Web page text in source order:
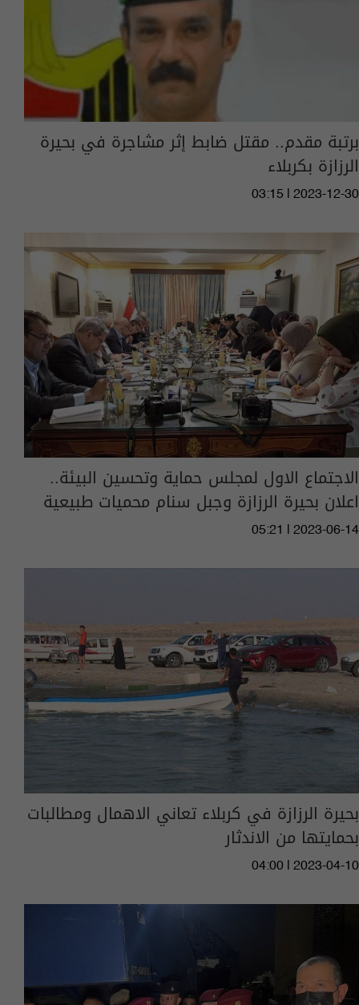
برتبة مقدم.. مقتل ضابط إثر مشاجرة في بحيرة
الرزازة بكربلاء
03:15 | 2023-12-30
الاجتماع الاول لمجلس حماية وتحسين البيئة..
اعلان بحيرة الرزازة وجبل سنام محميات طبيعية
05:21 | 2023-06-14
بحيرة الرزازة في كربلاء تعاني الاهمال ومطالبات
بحمايتها من الاندثار
04:00 | 2023-04-10